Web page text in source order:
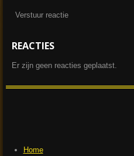
Verstuur reactie
REACTIES
Er zijn geen reacties geplaatst.
Home